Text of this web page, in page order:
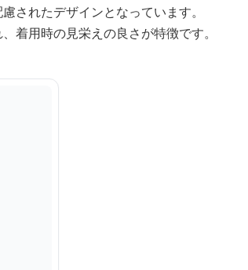
されたデザインとなっています。
着用時の見栄えの良さが特徴です。